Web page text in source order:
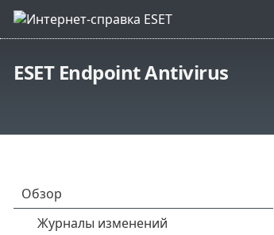
ESET Endpoint Antivirus